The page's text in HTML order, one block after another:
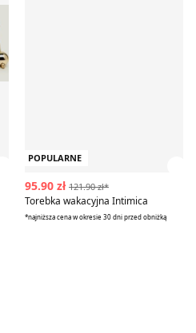
POPULARNE
95.90 zł 121.90 zł*
Torebka wakacyjna Intimica
*najniższa cena w okresie 30 dni przed obniżką